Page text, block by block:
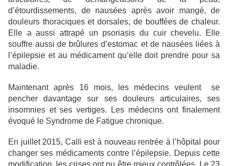
d’étourdissements, de nausées après avoir mangé, de
douleurs thoraciques et dorsales, de bouffées de chaleur.
Elle a aussi attrapé un psoriasis du cuir chevelu. Elle
souffre aussi de brûlures d’estomac et de nausées liées à
l’épilepsie et au médicament qu’elle doit prendre pour sa
maladie.
Maintenant après 16 mois, les médecins veulent se
pencher davantage sur ses douleurs articulaires, ses
insomnies et ses vertiges. Les médecins ont finalement
évoqué le Syndrome de Fatigue chronique.
En juillet 2015, Calli est à nouveau rentrée à l’hôpital pour
changer ses médicaments contre l’épilepsie. Depuis cette